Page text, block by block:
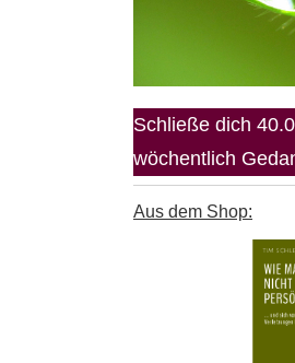
Schließe dich
wöchentlich
Aus dem Shop: